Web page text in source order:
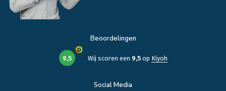
Beoordelingen
9,5 Wij scoren een 9,5op Kiyoh
Social Media